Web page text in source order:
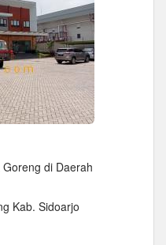
di Daerah
Kab. Sidoarjo